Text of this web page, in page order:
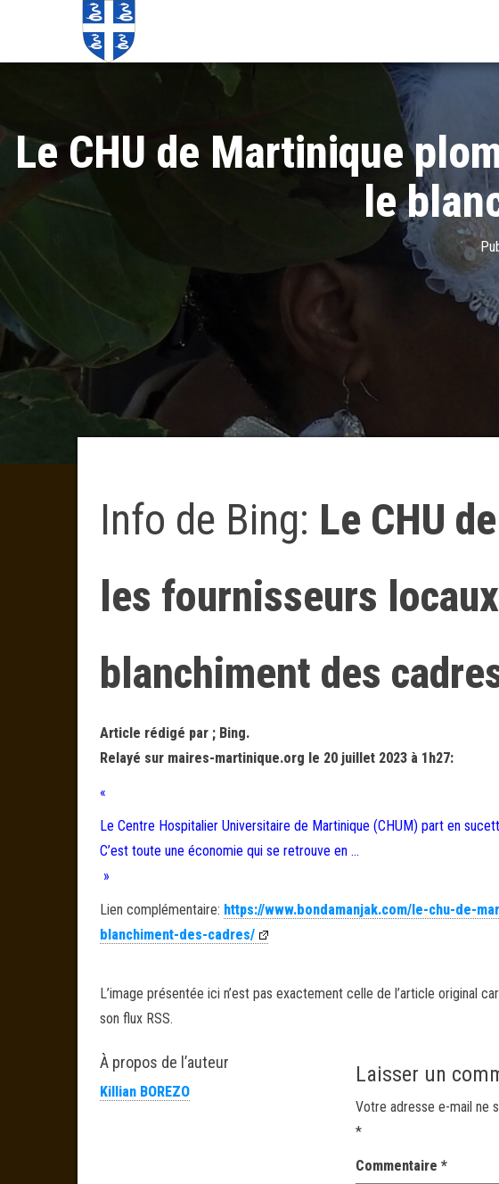
Le CHU de Martinique
le
Info de Bing: Le CHU
les fournisseurs
blanchiment des
Article rédigé par ; Bing.
Relayé sur maires-martinique.org le 20 juillet 2023 à 1h27:
«
Le Centre Hospitalier Universitaire de Martinique (CHUM) part en
C’est toute une économie qui se retrouve en …
»
Lien complémentaire: https://www.bondamanjak.com/le-chu-de-
blanchiment-des-cadres/
L’image présentée ici n’est pas exactement celle de l’article original
son flux RSS.
À propos de l’auteur
Killian BOREZO
Laisser un
Votre adresse e-mail ne
*
Commentaire*